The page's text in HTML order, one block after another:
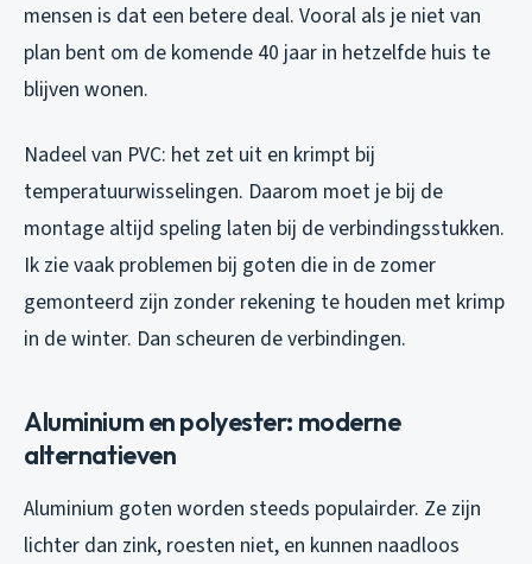
mensen is dat een betere deal. Vooral als je niet van
plan bent om de komende 40 jaar in hetzelfde huis te
blijven wonen.
Nadeel van PVC: het zet uit en krimpt bij
temperatuurwisselingen. Daarom moet je bij de
montage altijd speling laten bij de verbindingsstukken.
Ik zie vaak problemen bij goten die in de zomer
gemonteerd zijn zonder rekening te houden met krimp
in de winter. Dan scheuren de verbindingen.
Aluminium en polyester: moderne
alternatieven
Aluminium goten worden steeds populairder. Ze zijn
lichter dan zink, roesten niet, en kunnen naadloos